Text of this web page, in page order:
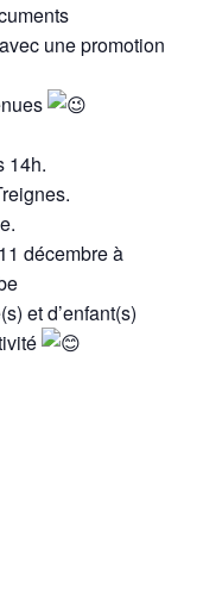
une promotion
14h.
décembre à
et d’enfant(s)